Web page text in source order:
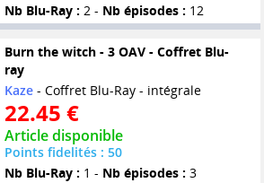
Nb Blu-Ray : 2 - Nb épisodes : 12
Burn the witch - 3 OAV - Coffret Blu-
ray
Kaze- Coffret Blu-Ray - intégrale
22.45 €
Article disponible
Points fidelités : 50
Nb Blu-Ray : 1 - Nb épisodes : 3